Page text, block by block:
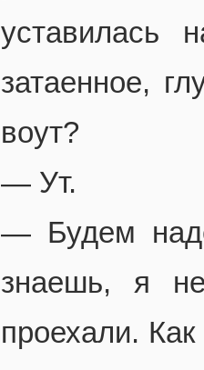
затаенное,
воут?
— Ут.
— Будем
знаешь, я
проехали.